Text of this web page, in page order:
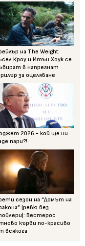
на The Weight:
Кроу и Итън Хоук се
в напрегнат
за оцеляване
2026 - кой ще ни
пари?!
сезон на “Домът на
(ревю без
Вестерос
кърви по-красиво
всякога